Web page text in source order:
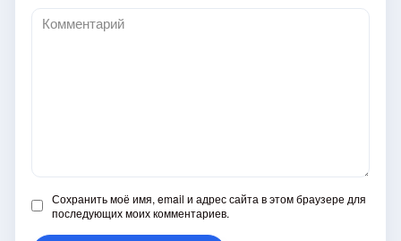
Комментарий
Сохранить моё имя, email и адрес сайта в этом браузере для
последующих моих комментариев.